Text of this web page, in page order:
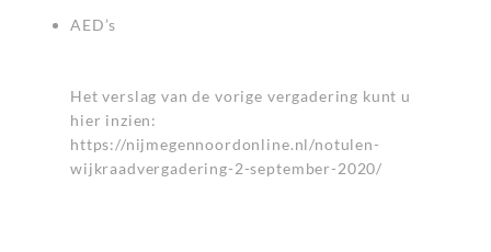
AED’s
Het verslag van de vorige vergadering kunt u
hier inzien:
https://nijmegennoordonline.nl/notulen-
wijkraadvergadering-2-september-2020/